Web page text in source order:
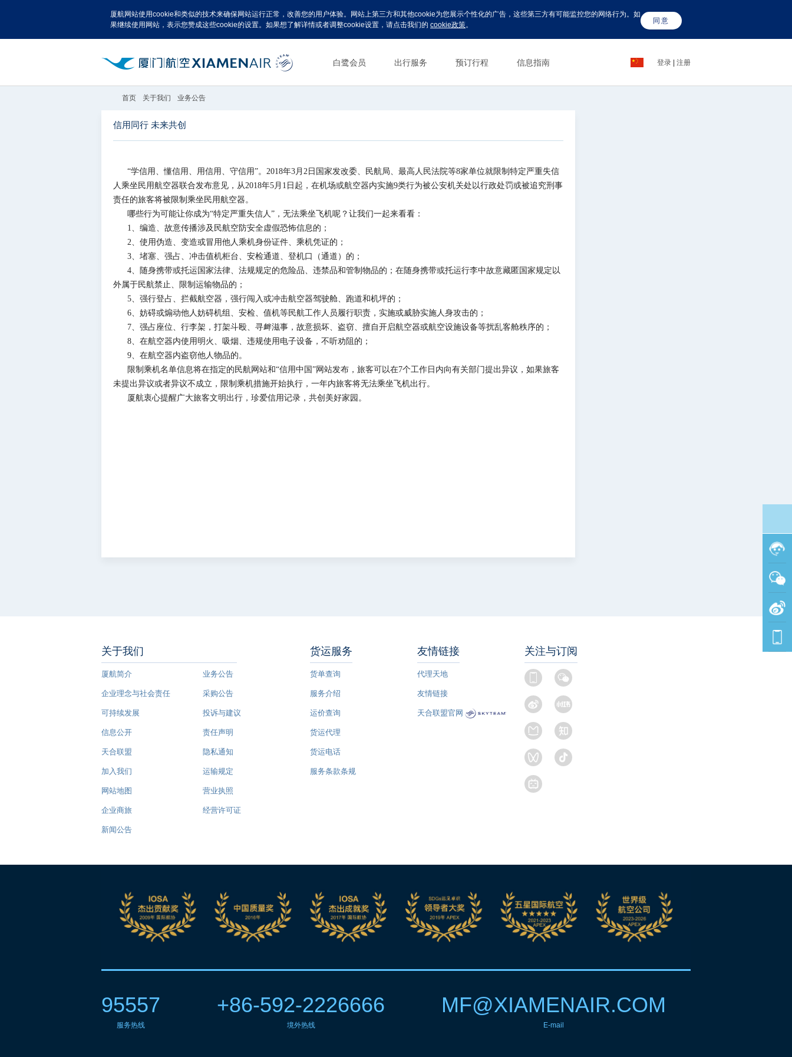
厦航网站使用cookie和类似的技术来确保网站运行正常，改善您的用户体验。网站上第三方和其他cookie为您展示个性化的广告，这些第三方有可能监控您的网络行为。如
果继续使用网站，表示您赞成这些cookie的设置。如果想了解详情或者调整cookie设置，请点击我们的 cookie政策。
同意
白鹭会员 出行服务 预订行程 信息指南 登录 注册
首页 关于我们 业务公告
信用同行 未来共创
“学信用、懂信用、用信用、守信用”。2018年3月2日国家发改委、民航局、最高人民法院等8家单位就限制特定严重失信
人乘坐民用航空器联合发布意见，从2018年5月1日起，在机场或航空器内实施9类行为被公安机关处以行政处罚或被追究刑事
责任的旅客将被限制乘坐民用航空器。
哪些行为可能让你成为“特定严重失信人”，无法乘坐飞机呢？让我们一起来看看：
1、编造、故意传播涉及民航空防安全虚假恐怖信息的；
2、使用伪造、变造或冒用他人乘机身份证件、乘机凭证的；
3、堵塞、强占、冲击值机柜台、安检通道、登机口（通道）的；
4、随身携带或托运国家法律、法规规定的危险品、违禁品和管制物品的；在随身携带或托运行李中故意藏匿国家规定以
外属于民航禁止、限制运输物品的；
5、强行登占、拦截航空器，强行闯入或冲击航空器驾驶舱、跑道和机坪的；
6、妨碍或煽动他人妨碍机组、安检、值机等民航工作人员履行职责，实施或威胁实施人身攻击的；
7、强占座位、行李架，打架斗殴、寻衅滋事，故意损坏、盗窃、擅自开启航空器或航空设施设备等扰乱客舱秩序的；
8、在航空器内使用明火、吸烟、违规使用电子设备，不听劝阻的；
9、在航空器内盗窃他人物品的。
限制乘机名单信息将在指定的民航网站和“信用中国”网站发布，旅客可以在7个工作日内向有关部门提出异议，如果旅客
未提出异议或者异议不成立，限制乘机措施开始执行，一年内旅客将无法乘坐飞机出行。
厦航衷心提醒广大旅客文明出行，珍爱信用记录，共创美好家园。
关于我们
厦航简介
企业理念与社会责任
可持续发展
信息公开
天合联盟
加入我们
网站地图
企业商旅
新闻公告
业务公告
采购公告
投诉与建议
责任声明
隐私通知
运输规定
营业执照
经营许可证
货运服务
货单查询
服务介绍
运价查询
货运代理
货运电话
服务条款条规
友情链接
代理天地
友情链接
天合联盟官网
关注与订阅
95557
服务热线
+86-592-2226666
境外热线
MF@XIAMENAIR.COM
E-mail